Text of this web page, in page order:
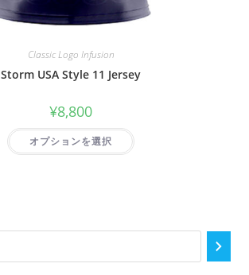
Classic Logo Infusion
Storm USA Style 11 Jersey
¥8,800
オプションを選択